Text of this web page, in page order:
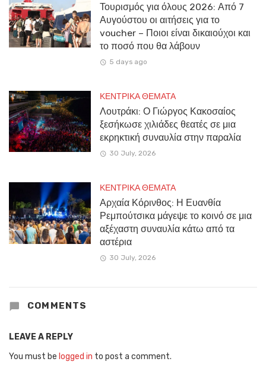
Τουρισμός για όλους 2026: Από 7
Αυγούστου οι αιτήσεις για το
voucher – Ποιοι είναι δικαιούχοι και
το ποσό που θα λάβουν
5 days ago
ΚΕΝΤΡΙΚΑ ΘΕΜΑΤΑ
Λουτράκι: Ο Γιώργος Κακοσαίος
ξεσήκωσε χιλιάδες θεατές σε μια
εκρηκτική συναυλία στην παραλία
30 July, 2026
ΚΕΝΤΡΙΚΑ ΘΕΜΑΤΑ
Αρχαία Κόρινθος: Η Ευανθία
Ρεμπούτσικα μάγεψε το κοινό σε μια
αξέχαστη συναυλία κάτω από τα
αστέρια
30 July, 2026
COMMENTS
LEAVE A REPLY
You must be logged in to post a comment.